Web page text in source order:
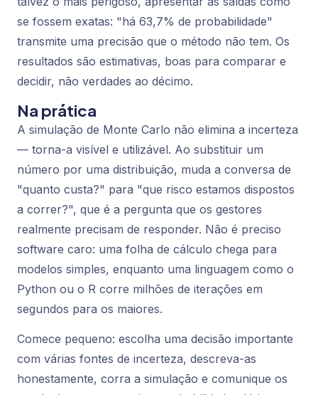
se fossem exatas: "há 63,7% de probabilidade"
transmite uma precisão que o método não tem. Os
resultados são estimativas, boas para comparar e
decidir, não verdades ao décimo.
Na prática
A simulação de Monte Carlo não elimina a incerteza
— torna-a visível e utilizável. Ao substituir um
número por uma distribuição, muda a conversa de
"quanto custa?" para "que risco estamos dispostos
a correr?", que é a pergunta que os gestores
realmente precisam de responder. Não é preciso
software caro: uma folha de cálculo chega para
modelos simples, enquanto uma linguagem como o
Python ou o R corre milhões de iterações em
segundos para os maiores.
Comece pequeno: escolha uma decisão importante
com várias fontes de incerteza, descreva-as
honestamente, corra a simulação e comunique os